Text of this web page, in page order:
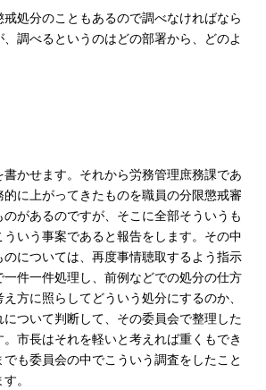
処分のこともあるので調べなければなら
調べるというのはどの部署から、どのよ
かせます。それから労務管理庶務課であ
に上がってきたものを職員の分限懲戒審
があるのですが、そこに全部そういうも
いう事案であると報告をします。その中
については、再度事情聴取するよう指示
一件一件処理し、前例などでの処分の仕方
方に照らしてどういう処分にするのか、
ついて判断して、その委員会で整理した
市長はそれを軽いと考えれば重くもでき
も委員会の中でこういう調査をしたこと
。